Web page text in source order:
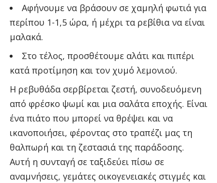
Αφήνουμε να βράσουν σε χαμηλή φωτιά για
περίπου 1-1,5 ώρα, ή μέχρι τα ρεβίθια να είναι
μαλακά.
Στο τέλος, προσθέτουμε αλάτι και πιπέρι
κατά προτίμηση και τον χυμό λεμονιού.
Η ρεβυθάδα σερβίρεται ζεστή, συνοδευόμενη
από φρέσκο ψωμί και μια σαλάτα εποχής. Είναι
ένα πιάτο που μπορεί να θρέψει και να
ικανοποιήσει, φέροντας στο τραπέζι μας τη
θαλπωρή και τη ζεστασιά της παράδοσης.
Αυτή η συνταγή σε ταξιδεύει πίσω σε
αναμνήσεις, γεμάτες οικογενειακές στιγμές και